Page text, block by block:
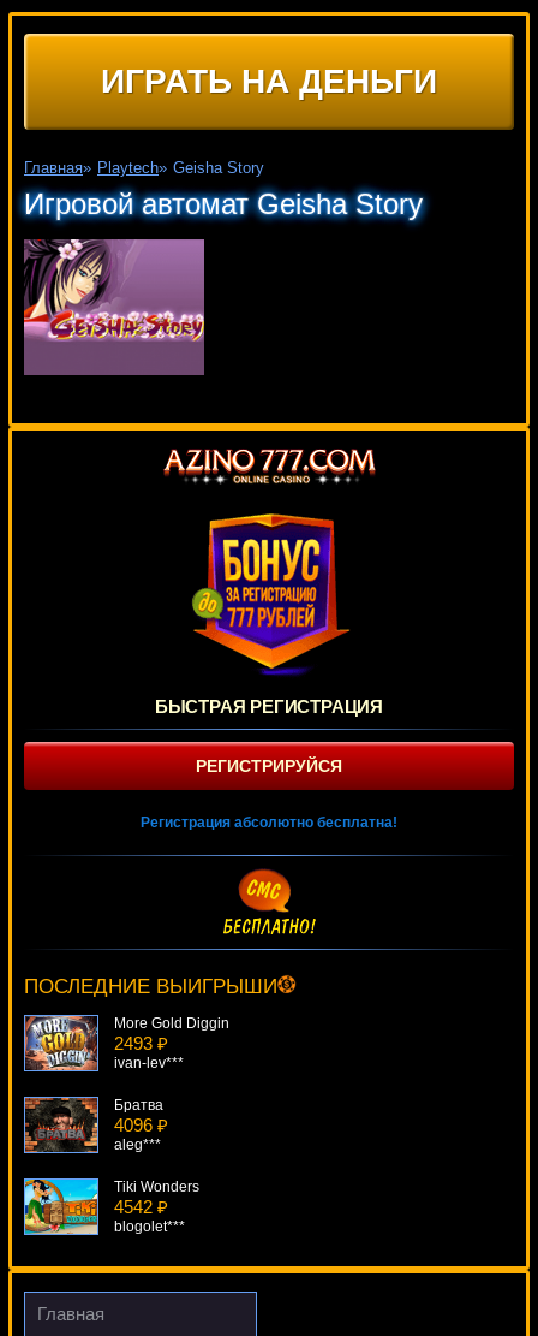
ИГРАТЬ НА ДЕНЬГИ
Главная» Playtech» Geisha Story
Игровой автомат Geisha Story
БЫСТРАЯ РЕГИСТРАЦИЯ
РЕГИСТРИРУЙСЯ
Регистрация абсолютно бесплатна!
ПОСЛЕДНИЕ ВЫИГРЫШИ
kat***
More Gold Diggin
2493 ₽
ivan-lev***
Братва
4096 ₽
aleg***
Tiki Wonders
4542 ₽
blogolet***
Tres Amigos
2795 ₽
Главная